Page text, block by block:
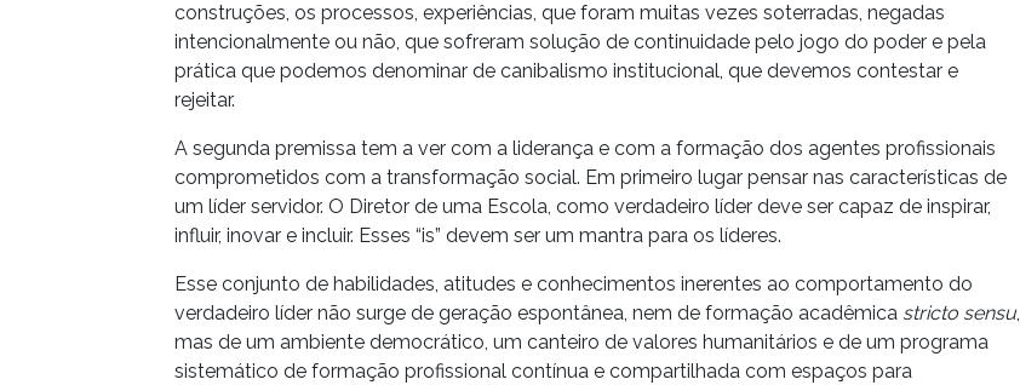
construções, os processos, experiências, que foram muitas vezes soterradas, negadas
intencionalmente ou não, que sofreram solução de continuidade pelo jogo do poder e pela
prática que podemos denominar de canibalismo institucional, que devemos contestar e
rejeitar.
A segunda premissa tem a ver com a liderança e com a formação dos agentes profissionais
comprometidos com a transformação social. Em primeiro lugar pensar nas características de
um líder servidor. O Diretor de uma Escola, como verdadeiro líder deve ser capaz de inspirar,
influir, inovar e incluir. Esses “is” devem ser um mantra para os líderes.
Esse conjunto de habilidades, atitudes e conhecimentos inerentes ao comportamento do
verdadeiro líder não surge de geração espontânea, nem de formação acadêmica stricto sensu,
mas de um ambiente democrático, um canteiro de valores humanitários e de um programa
sistemático de formação profissional contínua e compartilhada com espaços para